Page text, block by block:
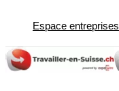
contenu
Espace entreprises